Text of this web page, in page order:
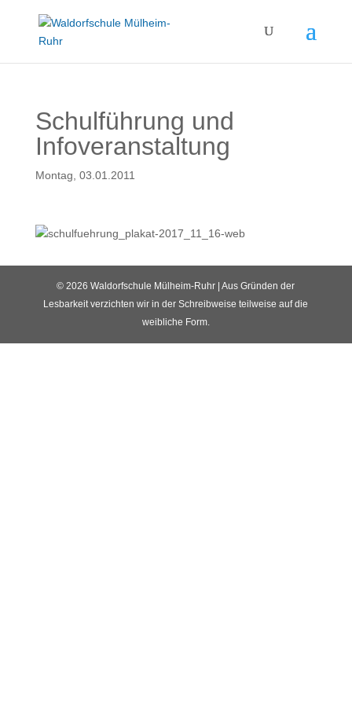
Schulführung und
Infoveranstaltung
Montag, 03.01.2011
© 2026 Waldorfschule Mülheim-Ruhr | Aus Gründen der
Lesbarkeit verzichten wir in der Schreibweise teilweise auf die
weibliche Form.